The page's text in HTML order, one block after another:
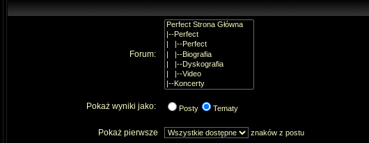
Forum:
Pokaż wyniki jako: Posty Tematy
Pokaż pierwsze znaków z postu